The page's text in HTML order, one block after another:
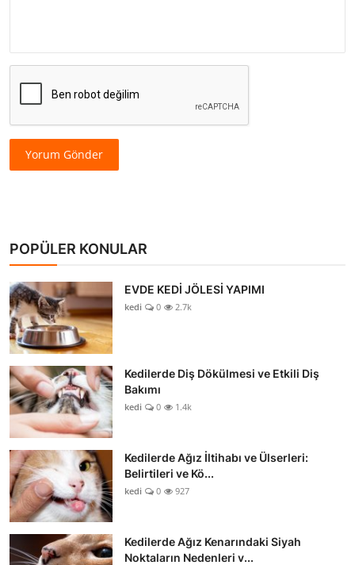
Yorum Gönder
POPÜLER KONULAR
EVDE KEDİ JÖLESİ YAPIMI
kedi 0 2.7k
Kedilerde Diş Dökülmesi ve Etkili Diş
Bakımı
kedi 0 1.4k
Kedilerde Ağız İltihabı ve Ülserleri:
Belirtileri ve Kö...
kedi 0 927
Kedilerde Ağız Kenarındaki Siyah
Noktaların Nedenleri v...